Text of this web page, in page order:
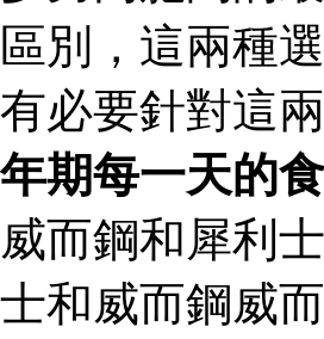
區別，這兩種
有必要針對這
年期每一天的
威而鋼和犀利
士和威而鋼威